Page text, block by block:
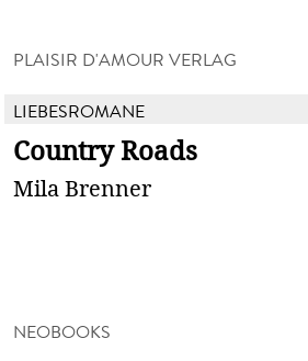
PLAISIR D'AMOUR VERLAG
LIEBESROMANE
Country Roads
Mila Brenner
NEOBOOKS